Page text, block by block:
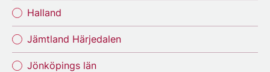
Halland
Jämtland Härjedalen
Jönköpings län